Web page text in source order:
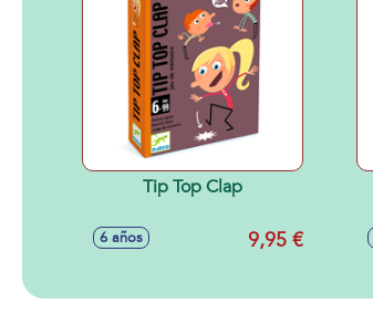
Tip Top Clap
6 años 9,95 €